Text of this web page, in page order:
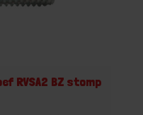
RVSA2 BZ stomp